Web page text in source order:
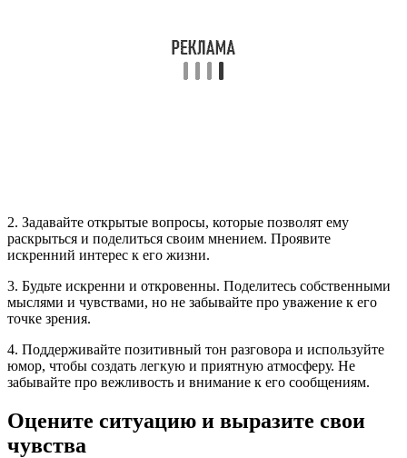
2. Задавайте открытые вопросы, которые позволят ему
раскрыться и поделиться своим мнением. Проявите
искренний интерес к его жизни.
3. Будьте искренни и откровенны. Поделитесь собственными
мыслями и чувствами, но не забывайте про уважение к его
точке зрения.
4. Поддерживайте позитивный тон разговора и используйте
юмор, чтобы создать легкую и приятную атмосферу. Не
забывайте про вежливость и внимание к его сообщениям.
Оцените ситуацию и выразите свои
чувства